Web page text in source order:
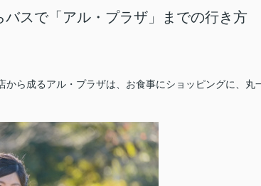
スで「アル・プラザ」までの行き方
ら成るアル・プラザは、お食事にショッピングに、丸